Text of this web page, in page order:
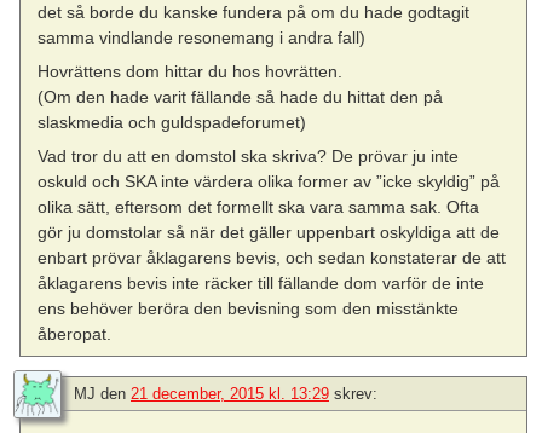
det så borde du kanske fundera på om du hade godtagit
samma vindlande resonemang i andra fall)
Hovrättens dom hittar du hos hovrätten.
(Om den hade varit fällande så hade du hittat den på
slaskmedia och guldspadeforumet)
Vad tror du att en domstol ska skriva? De prövar ju inte
oskuld och SKA inte värdera olika former av ”icke skyldig” på
olika sätt, eftersom det formellt ska vara samma sak. Ofta
gör ju domstolar så när det gäller uppenbart oskyldiga att de
enbart prövar åklagarens bevis, och sedan konstaterar de att
åklagarens bevis inte räcker till fällande dom varför de inte
ens behöver beröra den bevisning som den misstänkte
åberopat.
MJ den 21 december, 2015 kl. 13:29 skrev: